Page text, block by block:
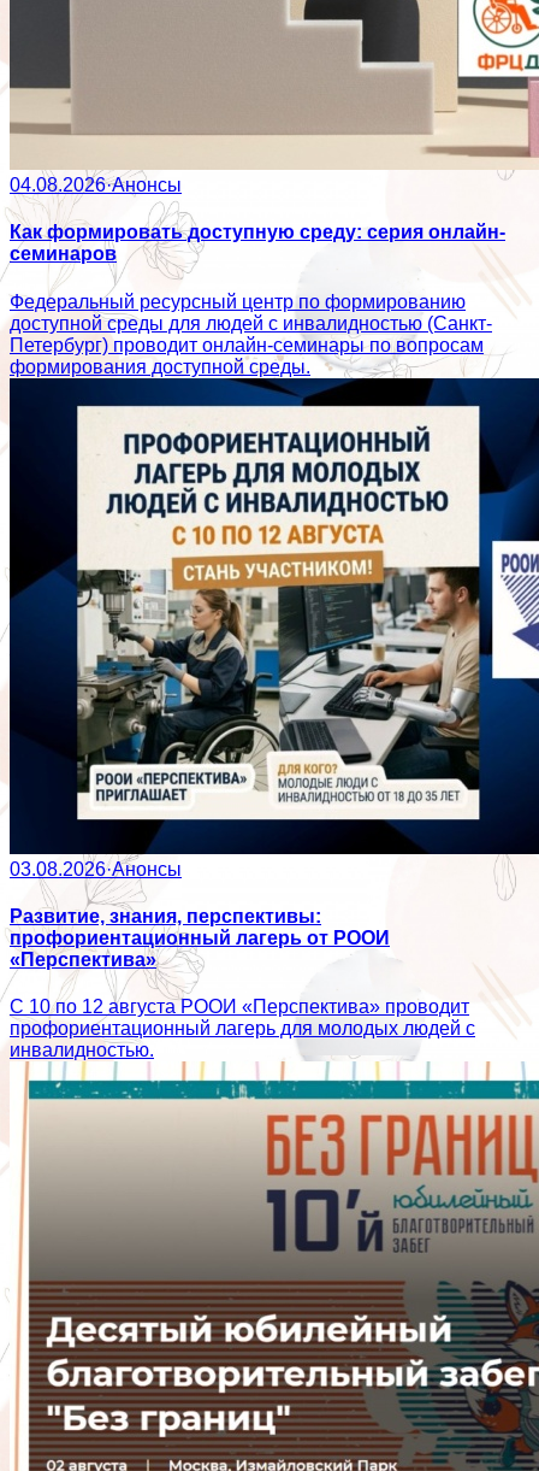
04.08.2026·Анонсы
Как формировать доступную среду: серия онлайн-
семинаров
Федеральный ресурсный центр по формированию
доступной среды для людей с инвалидностью (Санкт-
Петербург) проводит онлайн-семинары по вопросам
формирования доступной среды.
03.08.2026·Анонсы
Развитие, знания, перспективы:
профориентационный лагерь от РООИ
«Перспектива»
С 10 по 12 августа РООИ «Перспектива» проводит
профориентационный лагерь для молодых людей с
инвалидностью.